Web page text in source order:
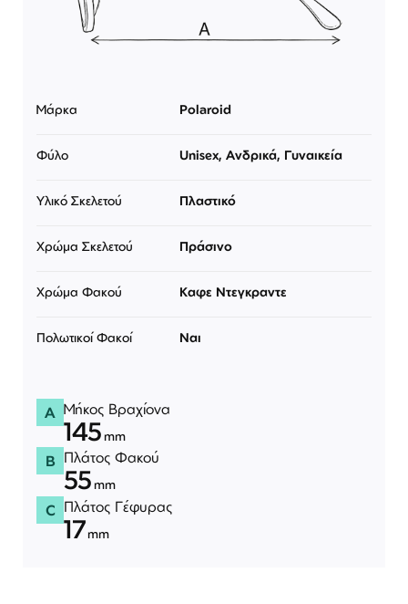
Μάρκα Polaroid
Φύλο Unisex, Ανδρικά, Γυναικεία
Υλικό Σκελετού Πλαστικό
Χρώμα Σκελετού Πράσινο
Χρώμα Φακού Καφε Ντεγκραντε
Πολωτικοί Φακοί Ναι
A Μήκος Βραχίονα
145 mm
B Πλάτος Φακού
55mm
C Πλάτος Γέφυρας
17mm